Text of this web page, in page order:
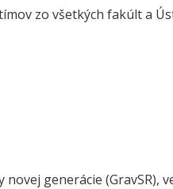
zo všetkých fakúlt a
generácie (GravSR),